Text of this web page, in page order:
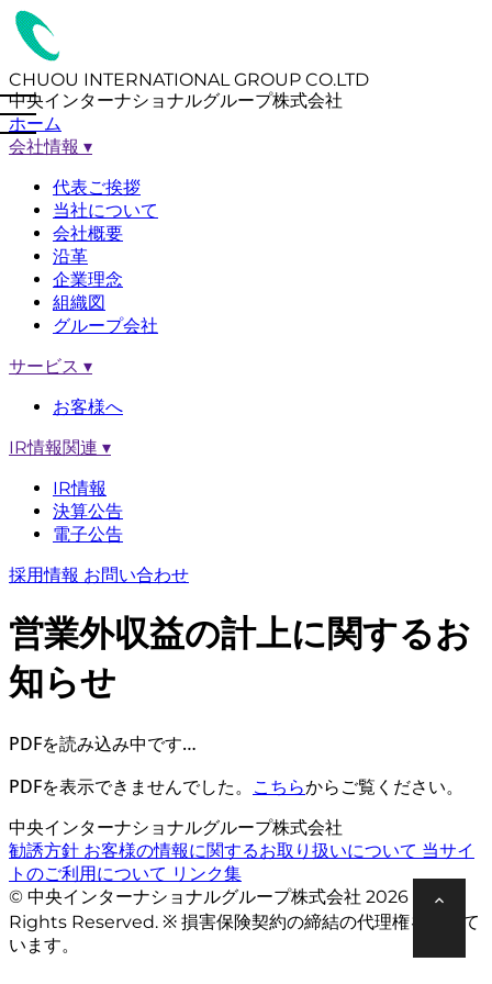
CHUOU INTERNATIONAL GROUP CO.LTD
中央インターナショナルグループ株式会社
ホーム
会社情報 ▾
代表ご挨拶
当社について
会社概要
沿革
企業理念
組織図
グループ会社
サービス ▾
お客様へ
IR情報関連 ▾
IR情報
決算公告
電子公告
採用情報 お問い合わせ
営業外収益の計上に関するお
知らせ
PDFを読み込み中です…
PDFを表示できませんでした。 こちらからご覧ください。
中央インターナショナルグループ株式会社
勧誘方針 お客様の情報に関するお取り扱いについて 当サイ
トのご利用について リンク集
© 中央インターナショナルグループ株式会社 2026 All
Rights Reserved. ※ 損害保険契約の締結の代理権を有して
います。